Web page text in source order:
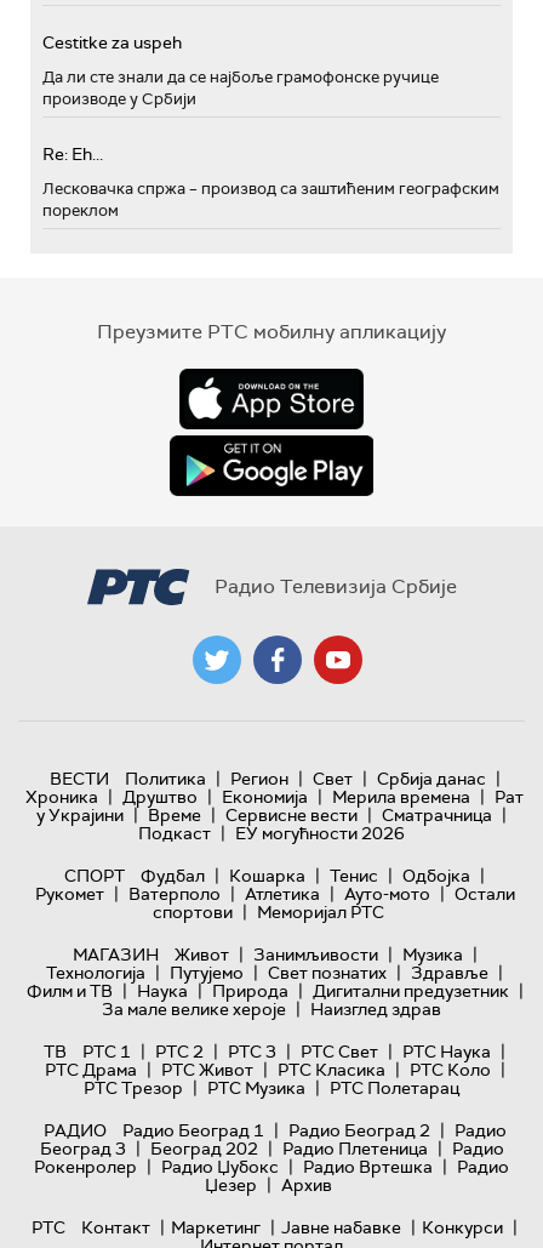
Cestitke za uspeh
Да ли сте знали да се најбоље грамофонске ручице
производе у Србији
Re: Eh...
Лесковачка спржа – производ са заштићеним географским
пореклом
Преузмите РТС мобилну апликацију
Радио Телевизија Србије
ВЕСТИ Политика | Регион | Свет | Србија данас |
Хроника | Друштво | Економија | Мерила времена | Рат
у Украјини | Време | Сервисне вести | Сматрачница |
Подкаст | ЕУ могућности 2026
СПОРТ
Фудбал | Кошарка | Тенис | Одбојка |
Рукомет | Ватерполо | Атлетика | Ауто-мото | Остали
спортови | Меморијал РТС
МАГАЗИН
Живот | Занимљивости | Музика |
Технологијa | Путујемо | Свет познатих | Здравље |
Филм и ТВ | Наука | Природа | Дигитални предузетник |
За мале велике хероје | Наизглед здрав
ТВ
РТС 1 | РТС 2 | РТС 3 | РТС Свет | РТС Наука |
РТС Драма | РТС Живот | РТС Класика | РТС Коло |
РТС Трезор | РТС Музика | РТС Полетарац
РАДИО
Радио Београд 1 | Радио Београд 2 | Радио
Београд 3 | Београд 202 | Радио Плетеница | Радио
Рокенролер | Радио Џубокс | Радио Вртешка | Радио
Џезер | Архив
РТС
Контакт | Маркетинг | Јавне набавке | Конкурси |